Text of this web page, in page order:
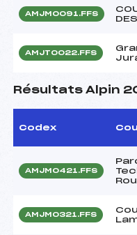
AMJM0091.FFS
AMJT0022.FFS
Résultats Alpin
Codex
AMJM0421.FFS
AMJM0321.FFS